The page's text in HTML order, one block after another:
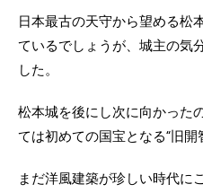
日本最古の天守から望める松
ているでしょうが、城主の気
した。
松本城を後にし次に向かった
ては初めての国宝となる“旧開
まだ洋風建築が珍しい時代に